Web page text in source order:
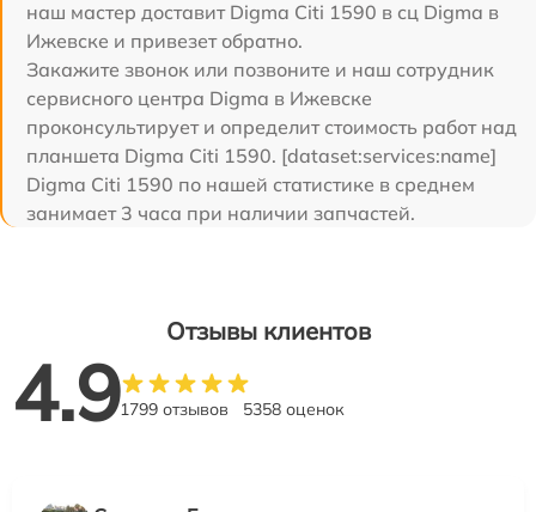
наш мастер доставит Digma Citi 1590 в сц Digma в
Ижевске и привезет обратно.
Закажите звонок или позвоните и наш сотрудник
сервисного центра Digma в Ижевске
проконсультирует и определит стоимость работ над
планшета Digma Citi 1590. [dataset:services:name]
Digma Citi 1590 по нашей статистике в среднем
занимает 3 часа при наличии запчастей.
Отзывы клиентов
4.91799 отзывов 5358 оценок